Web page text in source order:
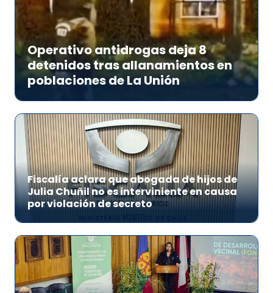
Operativo antidrogas deja 8
detenidos tras allanamientos en
poblaciones de La Unión
Fiscalía aclara que abogada de hijos de
Julia Chuñil no es interviniente en causa
por violación de secreto